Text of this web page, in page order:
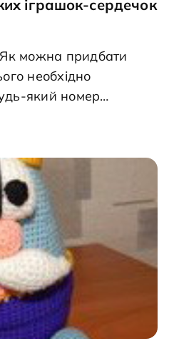
іграшок-сердечок
необхідно
який номер
або написата нам
і
товару і
оплату (щоб
одного товару
Доставка в інші міста
всіх на
Робимо мале,